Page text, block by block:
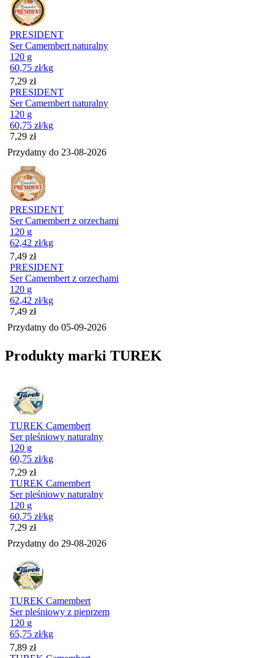
PRESIDENT
Ser Camembert naturalny
120 g
60,75 zł/kg
Cena
7,29 zł
PRESIDENT
Ser Camembert naturalny
120 g
60,75 zł/kg
Cena
7,29 zł
Przydatny do 23-08-2026
PRESIDENT
Ser Camembert z orzechami
120 g
62,42 zł/kg
Cena
7,49 zł
PRESIDENT
Ser Camembert z orzechami
120 g
62,42 zł/kg
Cena
7,49 zł
Przydatny do 05-09-2026
Produkty marki TUREK
TUREK Camembert
Ser pleśniowy naturalny
120 g
60,75 zł/kg
Cena
7,29 zł
TUREK Camembert
Ser pleśniowy naturalny
120 g
60,75 zł/kg
Cena
7,29 zł
Przydatny do 29-08-2026
TUREK Camembert
Ser pleśniowy z pieprzem
120 g
65,75 zł/kg
Cena
7,89 zł